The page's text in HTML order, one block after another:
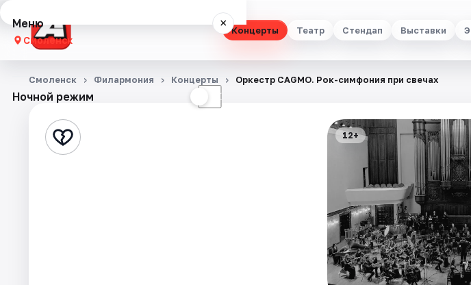
Концерты Театр Стендап Выставки
Меню ×
Смоленск
Концерты
Стендап
Ночной режим ☾
Смоленск Филармония Концерты Оркестр CAGMO. Рок-симфония при свечах
12+